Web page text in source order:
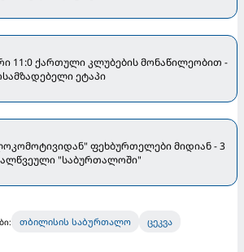
11:0 ქართული კლუბების მონაწილეობით -
ეტაპი
ფეხბურთელები მიდიან - 3
"საბურთალოში"
თბილისის საბურთალო ცეკვა